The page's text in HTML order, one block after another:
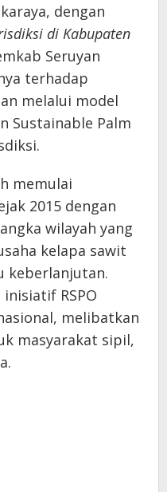
dengan
di Kabupaten
Seruyan
terhadap
melalui model
Sustainable Palm
memulai
2015 dengan
wilayah yang
kelapa sawit
keberlanjutan.
RSPO
melibatkan
masyarakat sipil,